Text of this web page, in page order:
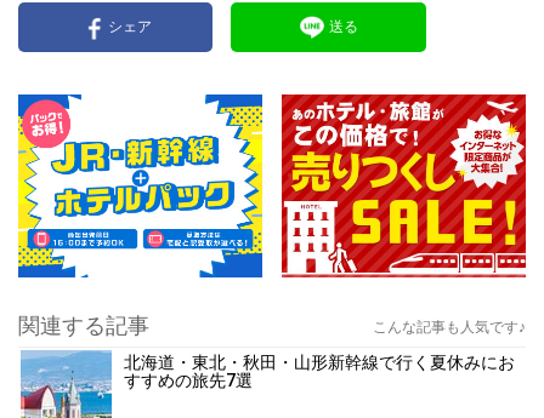
シェア 送る
関連する記事 こんな記事も人気です♪
北海道・東北・秋田・山形新幹線で行く夏休みにお
すすめの旅先7選